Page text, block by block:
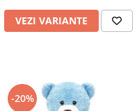
VEZI VARIANTE
-20%